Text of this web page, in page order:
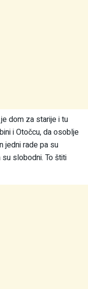
dom za starije i tu
i Otočcu, da osoblje
jedni rade pa su
slobodni. To štiti